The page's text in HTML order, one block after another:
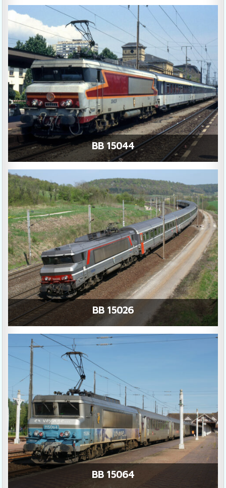
BB 15044
BB 15026
BB 15064